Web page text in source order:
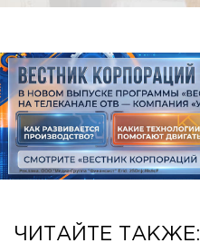
ЧИТАЙТЕ ТАКЖЕ: